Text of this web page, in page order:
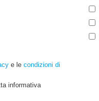
e le condizioni di
informativa